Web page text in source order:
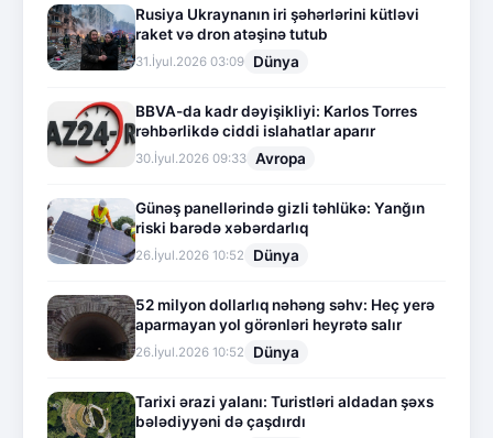
Rusiya Ukraynanın iri şəhərlərini kütləvi
raket və dron atəşinə tutub
31.İyul.2026 03:09 Dünya
BBVA-da kadr dəyişikliyi: Karlos Torres
rəhbərlikdə ciddi islahatlar aparır
30.İyul.2026 09:33 Avropa
Günəş panellərində gizli təhlükə: Yanğın
riski barədə xəbərdarlıq
26.İyul.2026 10:52 Dünya
52 milyon dollarlıq nəhəng səhv: Heç yerə
aparmayan yol görənləri heyrətə salır
26.İyul.2026 10:52 Dünya
Tarixi ərazi yalanı: Turistləri aldadan şəxs
bələdiyyəni də çaşdırdı